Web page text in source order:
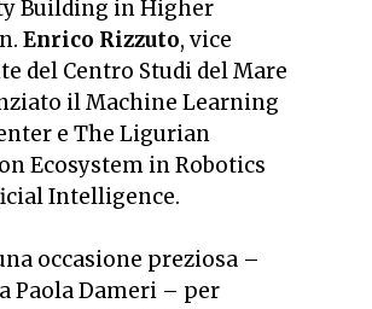
Building in Higher
Enrico Rizzuto, vice
del Centro Studi del Mare
il Machine Learning
e The Ligurian
Ecosystem in Robotics
Intelligence.
occasione preziosa –
Paola Dameri – per